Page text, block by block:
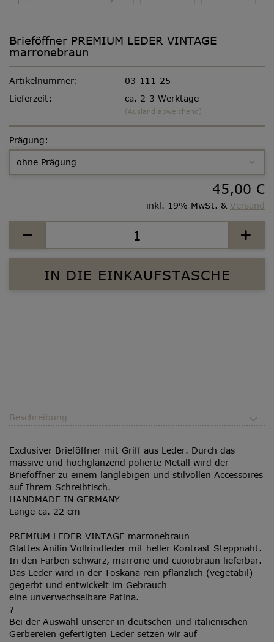
Brieföffner PREMIUM LEDER VINTAGE
marronebraun
Artikelnummer:
03-111-25
Lieferzeit:
ca. 2-3 Werktage
(Ausland abweichend)
Prägung:
45,00 €
inkl. 19% MwSt. & Versand
Beschreibung
Exclusiver Brieföffner mit Griff aus Leder. Durch das
massive und hochglänzend polierte Metall wird der
Brieföffner zu einem langlebigen und stilvollen Accessoires
auf Ihrem Schreibtisch.
HANDMADE IN GERMANY
Länge ca. 22 cm
PREMIUM LEDER VINTAGE marronebraun
Glattes Anilin Vollrindleder mit heller Kontrast Steppnaht.
In den Farben schwarz, marrone und cuoiobraun lieferbar.
Das Leder wird in der Toskana rein pflanzlich (vegetabil)
gegerbt und entwickelt im Gebrauch
eine unverwechselbare Patina.
?
Bei der Auswahl unserer in deutschen und italienischen
Gerbereien gefertigten Leder setzen wir auf